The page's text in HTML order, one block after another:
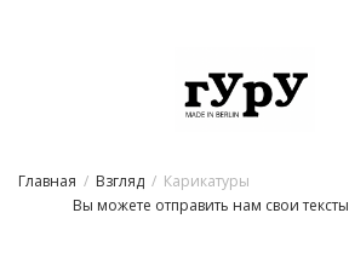
Главная Взгляд
Карикатуры
Вы можете отправить нам свои тексты